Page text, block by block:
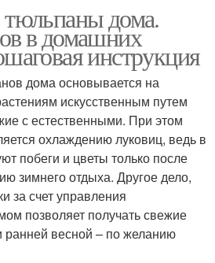
тюльпаны дома.
в домашних
инструкция
дома основывается на
искусственным путем
с естественными. При этом
охлаждению луковиц, ведь в
побеги и цветы только после
зимнего отдыха. Другое дело,
за счет управления
позволяет получать свежие
ранней весной – по желанию